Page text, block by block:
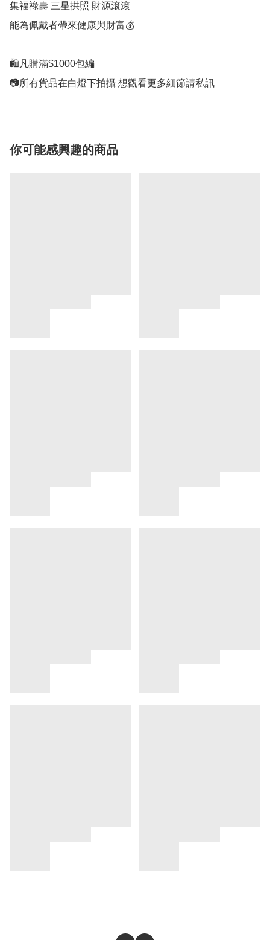
集福祿壽 三星拱照 財源滾滾
能為佩戴者帶來健康與財富💰
🛍凡購滿$1000包編
📷所有貨品在白燈下拍攝 想觀看更多細節請私訊
你可能感興趣的商品